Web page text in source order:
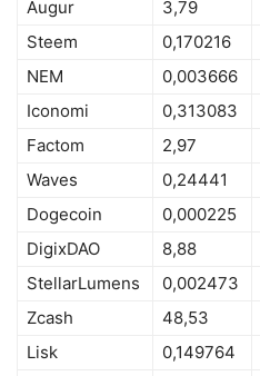
Augur
3,79
Steem
0,170216
NEM
0,003666
Iconomi
0,313083
Factom
2,97
Waves
0,24441
Dogecoin
0,000225
DigixDAO
8,88
StellarLumens
0,002473
Zcash
48,53
Lisk
0,149764